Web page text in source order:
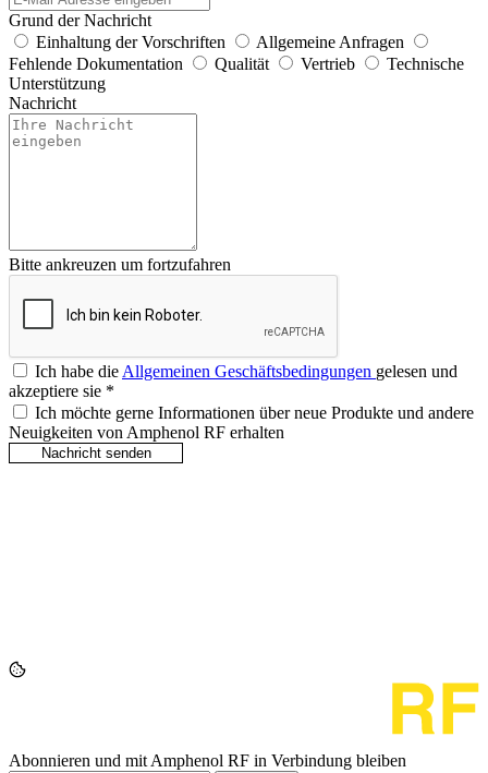
Grund der Nachricht
Einhaltung der Vorschriften
Allgemeine Anfragen
Fehlende Dokumentation
Qualität Vertrieb
Technische
Unterstützung
Nachricht
Bitte ankreuzen um fortzufahren
Ich habe dieAllgemeinen Geschäftsbedingungen gelesen und
akzeptiere sie *
Ich möchte gerne Informationen über neue Produkte und andere
Neuigkeiten von Amphenol RF erhalten
Abonnieren und mit Amphenol RF in Verbindung bleiben